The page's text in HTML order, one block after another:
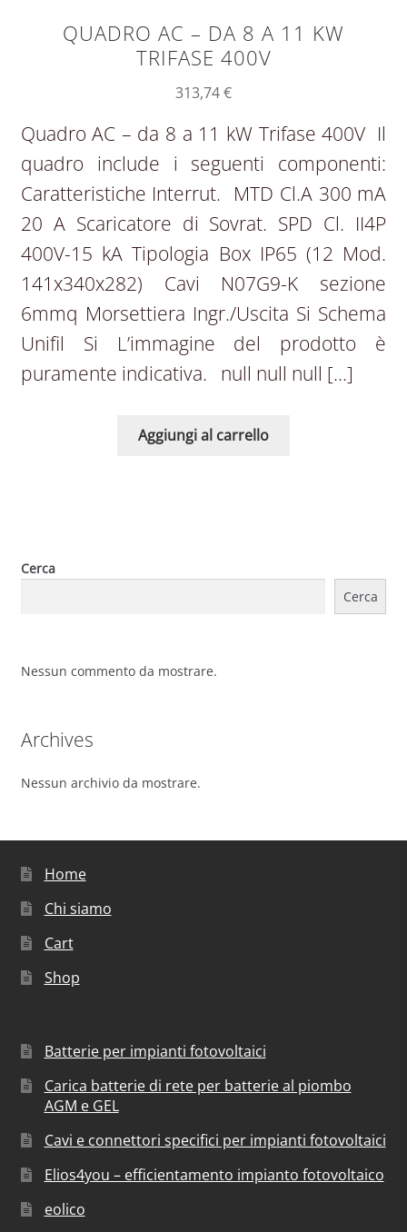
QUADRO AC – DA 8 A 11 KW
TRIFASE 400V
313,74€
Quadro AC – da 8 a 11 kW Trifase 400V Il
quadro include i seguenti componenti:
Caratteristiche Interrut. MTD Cl.A 300 mA
20 A Scaricatore di Sovrat. SPD Cl. II4P
400V-15 kA Tipologia Box IP65 (12 Mod.
141x340x282) Cavi N07G9-K sezione
6mmq Morsettiera Ingr./Uscita Si Schema
Unifil Si L’immagine del prodotto è
puramente indicativa. null null null […]
Aggiungi al carrello
Cerca
Cerca
Nessun commento da mostrare.
Archives
Nessun archivio da mostrare.
Home
Chi siamo
Cart
Shop
Batterie per impianti fotovoltaici
Carica batterie di rete per batterie al piombo
AGM e GEL
Cavi e connettori specifici per impianti fotovoltaici
Elios4you – efficientamento impianto fotovoltaico
eolico